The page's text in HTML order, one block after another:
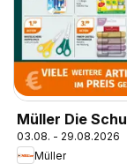
Müller Die
03.08. - 29.08.2026
Müller